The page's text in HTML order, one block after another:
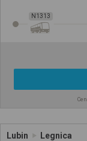
N1313
Lubin Legnica